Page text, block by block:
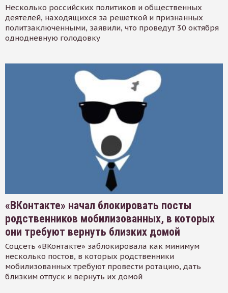
Несколько российских политиков и общественных
деятелей, находящихся за решеткой и признанных
политзаключенными, заявили, что проведут 30 октября
однодневную голодовку
«ВКонтакте» начал блокировать посты
родственников мобилизованных, в которых
они требуют вернуть близких домой
Соцсеть «ВКонтакте» заблокировала как минимум
несколько постов, в которых родственники
мобилизованных требуют провести ротацию, дать
близким отпуск и вернуть их домой